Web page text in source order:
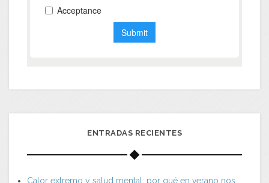
ENTRADAS RECIENTES
Calor extremo y salud mental: por qué en verano nos